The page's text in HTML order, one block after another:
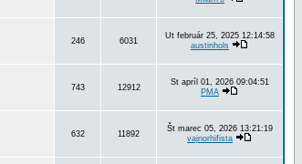
246 6031
Ut február 25, 2025 12:14:58
austinhols
743 12912
St apríl 01, 2026 09:04:51
PMA
632 11892
Št marec 05, 2026 13:21:19
vajnorhifista